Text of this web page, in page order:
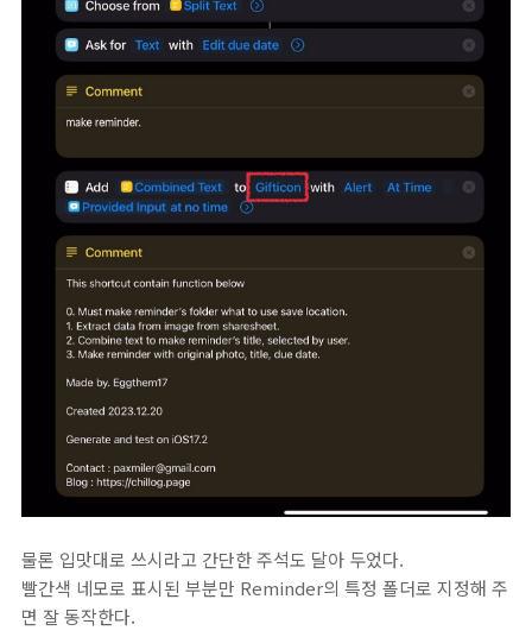
물론 입맛대로 쓰시라고 간단한 주석도 달아 두었다.
빨간색 네모로 표시된 부분만 Reminder의 특정 폴더로 지정해 주
면 잘 동작한다.